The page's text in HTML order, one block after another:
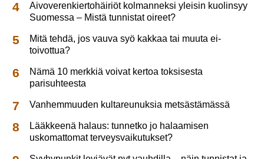
Aivoverenkiertohäiriöt kolmanneksi yleisin kuolinsyy
Suomessa – Mistä tunnistat oireet?
Mitä tehdä, jos vauva syö kakkaa tai muuta ei-
toivottua?
Nämä 10 merkkiä voivat kertoa toksisesta
parisuhteesta
Vanhemmuuden kultareunuksia metsästämässä
Lääkkeenä halaus: tunnetko jo halaamisen
uskomattomat terveysvaikutukset?